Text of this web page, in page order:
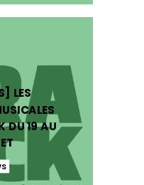
LES
DU 19 AU